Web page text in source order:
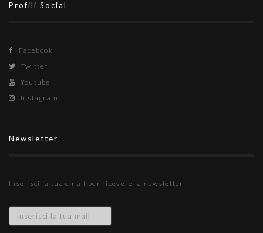
Profili Social
Facebook
Twitter
Youtube
Instagram
Newsletter
Inserisci la tua email per ricevere la newsletter